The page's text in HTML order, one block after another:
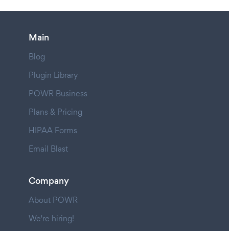
Main
Blog
Plugin Library
POWR Business
Plans & Pricing
HIPAA Forms
Email Blast
Company
About POWR
We're hiring!